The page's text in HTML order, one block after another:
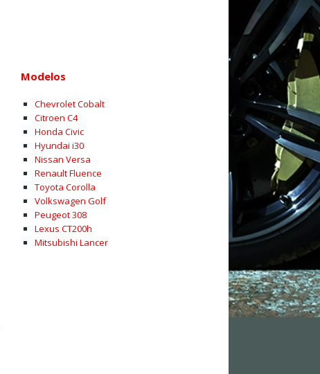
Modelos
Chevrolet Cobalt
Citroen C4
Honda Civic
Hyundai i30
Nissan Versa
Renault Fluence
Toyota Corolla
Volkswagen Golf
Peugeot 308
Lexus CT200h
Mitsubishi Lancer